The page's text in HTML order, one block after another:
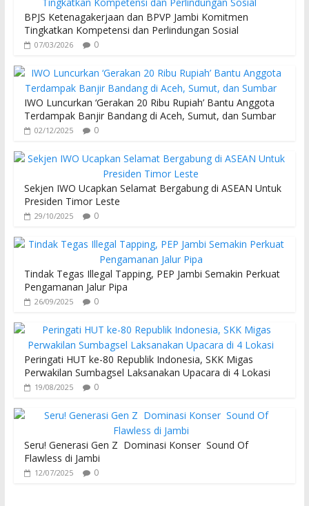
BPJS Ketenagakerjaan dan BPVP Jambi Komitmen
Tingkatkan Kompetensi dan Perlindungan Sosial
07/03/2026 0
IWO Luncurkan ‘Gerakan 20 Ribu Rupiah’ Bantu Anggota
Terdampak Banjir Bandang di Aceh, Sumut, dan Sumbar
02/12/2025 0
Sekjen IWO Ucapkan Selamat Bergabung di ASEAN Untuk
Presiden Timor Leste
29/10/2025 0
Tindak Tegas Illegal Tapping, PEP Jambi Semakin Perkuat
Pengamanan Jalur Pipa
26/09/2025 0
Peringati HUT ke-80 Republik Indonesia, SKK Migas
Perwakilan Sumbagsel Laksanakan Upacara di 4 Lokasi
19/08/2025 0
Seru! Generasi Gen Z Dominasi Konser Sound Of
Flawless di Jambi
12/07/2025 0